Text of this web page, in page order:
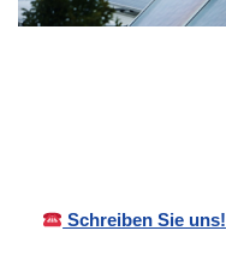
Schreiben Sie uns!